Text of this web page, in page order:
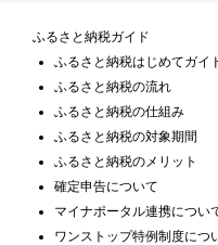
ふるさと納税ガイド
ふるさと納税はじめてガイ
ふるさと納税の流れ
ふるさと納税の仕組み
ふるさと納税の対象期間
ふるさと納税のメリット
確定申告について
マイナポータル連携につい
ワンストップ特例制度につ